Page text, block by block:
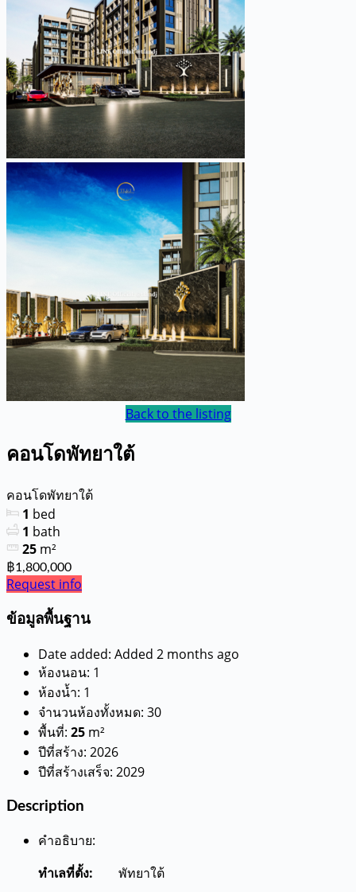
Back to the listing
คอนโดพัทยาใต้
คอนโดพัทยาใต้
1 bed
1 bath
25 m²
฿1,800,000
Request info
ข้อมูลพื้นฐาน
Date added: Added 2 months ago
ห้องนอน: 1
ห้องน้ำ: 1
จำนวนห้องทั้งหมด: 30
พื้นที่: 25 m²
ปีที่สร้าง: 2026
ปีที่สร้างเสร็จ: 2029
Description
คำอธิบาย:
ทำเลที่ตั้ง:
พัทยาใต้